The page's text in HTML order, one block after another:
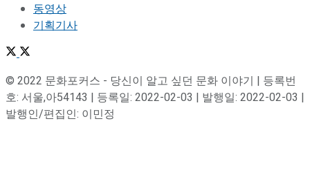
동영상
기획기사
© 2022 문화포커스 - 당신이 알고 싶던 문화 이야기 | 등록번
호: 서울,아54143 | 등록일: 2022-02-03 | 발행일: 2022-02-03 |
발행인/편집인: 이민정